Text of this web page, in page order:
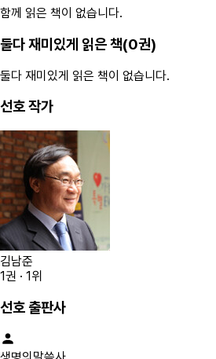
함께 읽은 책이 없습니다.
둘다 재미있게 읽은 책(0권)
둘다 재미있게 읽은 책이 없습니다.
선호 작가
김남준
1권 · 1위
선호 출판사